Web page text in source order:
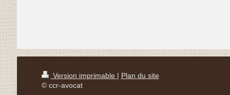
Version imprimable | Plan du site
© ccr-avocat